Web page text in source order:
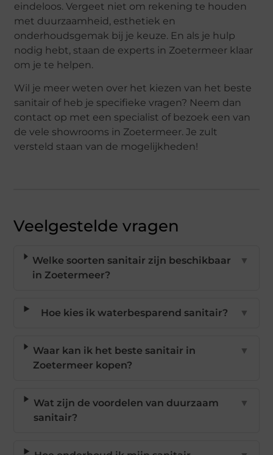
eindeloos. Vergeet niet om rekening te houden
met duurzaamheid, esthetiek en
onderhoudsgemak bij je keuze. En als je hulp
nodig hebt, staan de experts in Zoetermeer klaar
om je te helpen.
Wil je meer weten over het kiezen van het beste
sanitair of heb je specifieke vragen? Neem dan
contact op met een specialist of bezoek een van
de vele showrooms in Zoetermeer. Je zult
versteld staan van de mogelijkheden!
Veelgestelde vragen
Welke soorten sanitair zijn beschikbaar
in Zoetermeer?
▼
Hoe kies ik waterbesparend sanitair? ▼
Waar kan ik het beste sanitair in
Zoetermeer kopen?
▼
Wat zijn de voordelen van duurzaam
sanitair?
▼